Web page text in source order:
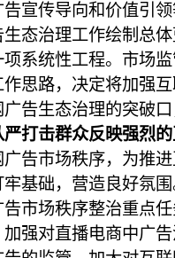
宣传导向和价值引
态治理工作绘制总
系统性工程。市场监
思路，决定将加强
告生态治理的突破
严打击群众反映强烈
告市场秩序，为推
基础，营造良好氛
市场秩序整治重点
强对直播电商中广